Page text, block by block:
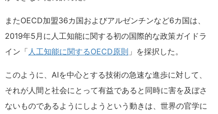
またOECD加盟36カ国およびアルゼンチンなど6カ国は、
2019年5月に人工知能に関する初の国際的な政策ガイドラ
イン「人工知能に関するOECD原則 」を採択した。
このように、AIを中心とする技術の急速な進歩に対して、
それが人間と社会にとって有益であると同時に害を及ぼさ
ないものであるようにしようという動きは、世界の官学に